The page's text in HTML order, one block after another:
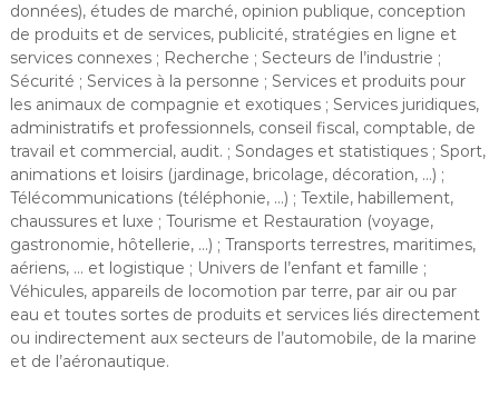
données), études de marché, opinion publique, conception
de produits et de services, publicité, stratégies en ligne et
services connexes ; Recherche ; Secteurs de l’industrie ;
Sécurité ; Services à la personne ; Services et produits pour
les animaux de compagnie et exotiques ; Services juridiques,
administratifs et professionnels, conseil fiscal, comptable, de
travail et commercial, audit. ; Sondages et statistiques ; Sport,
animations et loisirs (jardinage, bricolage, décoration, …) ;
Télécommunications (téléphonie, …) ; Textile, habillement,
chaussures et luxe ; Tourisme et Restauration (voyage,
gastronomie, hôtellerie, …) ; Transports terrestres, maritimes,
aériens, … et logistique ; Univers de l’enfant et famille ;
Véhicules, appareils de locomotion par terre, par air ou par
eau et toutes sortes de produits et services liés directement
ou indirectement aux secteurs de l’automobile, de la marine
et de l’aéronautique.